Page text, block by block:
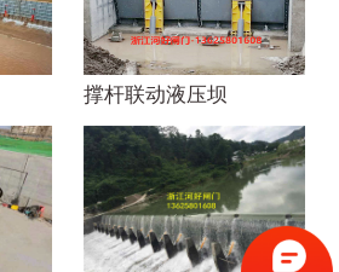
撑杆联动液压坝